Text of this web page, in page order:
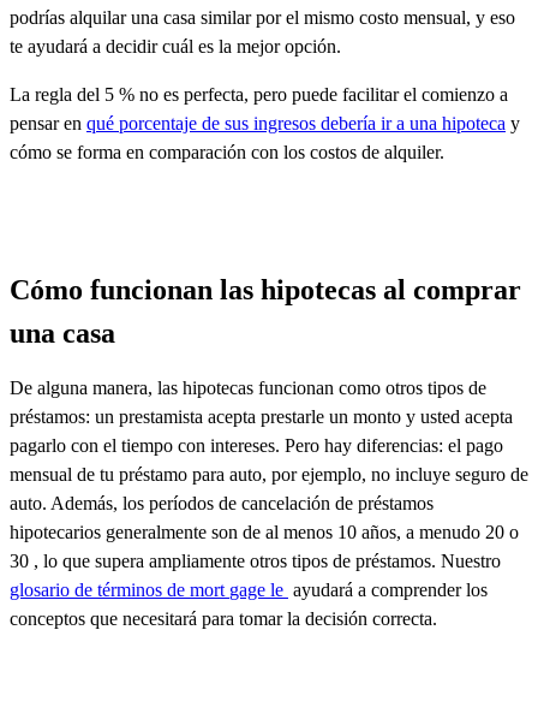
podrías alquilar una casa similar por el mismo costo mensual, y eso
te ayudará a decidir cuál es la mejor opción.
La regla del 5 % no es perfecta, pero puede facilitar el comienzo a
pensar en qué porcentaje de sus ingresos debería ir a una hipoteca y
cómo se forma en comparación con los costos de alquiler.
Cómo funcionan las hipotecas al comprar
una casa
De alguna manera, las hipotecas funcionan como otros tipos de
préstamos: un prestamista acepta prestarle un monto y usted acepta
pagarlo con el tiempo con intereses. Pero hay diferencias: el pago
mensual de tu préstamo para auto, por ejemplo, no incluye seguro de
auto. Además, los períodos de cancelación de préstamos
hipotecarios generalmente son de al menos 10 años, a menudo 20 o
30 , lo que supera ampliamente otros tipos de préstamos. Nuestro
glosario de términos de mort gage le ayudará a comprender los
conceptos que necesitará para tomar la decisión correcta.